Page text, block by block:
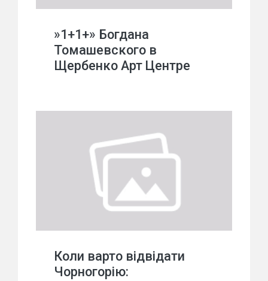
»1+1+» Богдана
Томашевского в
Щербенко Арт Центре
Коли варто відвідати
Чорногорію: